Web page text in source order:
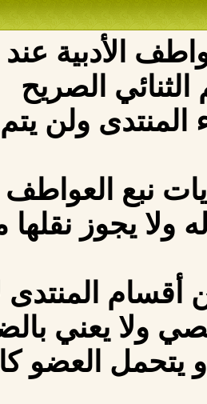
الأدبية
الصريح
ولن يتم
نبع العواطف
ولا يجوز
المنتدى
ولا يعني
العضو